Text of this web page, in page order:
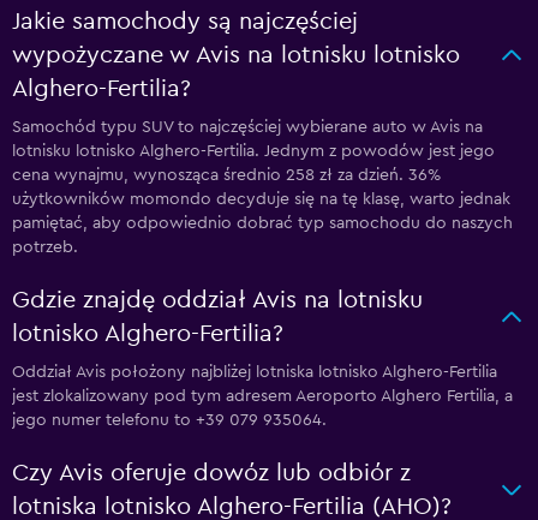
Jakie samochody są najczęściej
wypożyczane w Avis na lotnisku lotnisko
Alghero-Fertilia?
Samochód typu SUV to najczęściej wybierane auto w Avis na
lotnisku lotnisko Alghero-Fertilia. Jednym z powodów jest jego
cena wynajmu, wynosząca średnio 258 zł za dzień. 36%
użytkowników momondo decyduje się na tę klasę, warto jednak
pamiętać, aby odpowiednio dobrać typ samochodu do naszych
potrzeb.
Gdzie znajdę oddział Avis na lotnisku
lotnisko Alghero-Fertilia?
Oddział Avis położony najbliżej lotniska lotnisko Alghero-Fertilia
jest zlokalizowany pod tym adresem Aeroporto Alghero Fertilia, a
jego numer telefonu to +39 079 935064.
Czy Avis oferuje dowóz lub odbiór z
lotniska lotnisko Alghero-Fertilia (AHO)?